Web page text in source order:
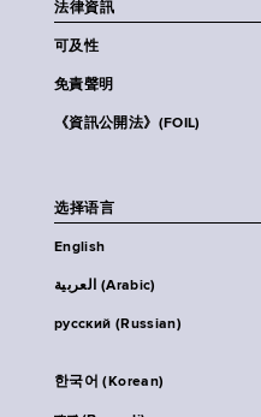
法律資訊
可及性
免責聲明
《資訊公開法》(FOIL)
选择语言
English
العربية (Arabic)
русский (Russian)
한국어 (Korean)